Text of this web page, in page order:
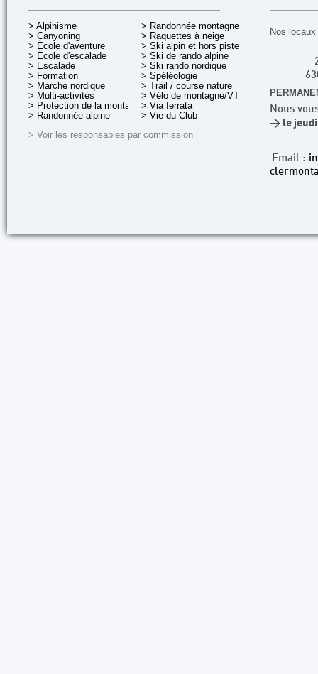
> Alpinisme
> Canyoning
> École d'aventure
> École d'escalade
> Escalade
> Formation
> Marche nordique
> Multi-activités
> Protection de la montagne
> Randonnée alpine
> Randonnée montagne
> Raquettes à neige
> Ski alpin et hors piste
> Ski de rando alpine
> Ski rando nordique
> Spéléologie
> Trail / course nature
> Vélo de montagne/VTT
> Via ferrata
> Vie du Club
> Voir les responsables par commission
Nos
Nous
> le jeudi
Email :